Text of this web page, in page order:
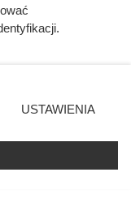
przeceniona
na
nawet o
prywatności
zgody
się takiemu
tylko
USTAWIENIA